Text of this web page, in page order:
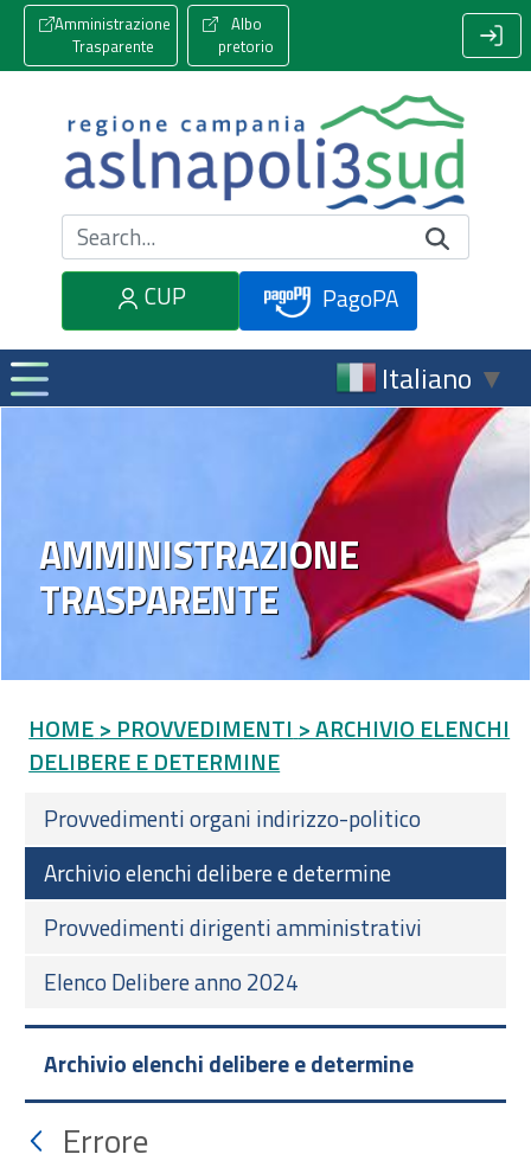
Amministrazione
Trasparente
Albo
pretorio
Cerca nel sito
CUP
PagoPA
Italiano ▼
AMMINISTRAZIONE
TRASPARENTE
HOME > PROVVEDIMENTI > ARCHIVIO ELENCHI
DELIBERE E DETERMINE
Provvedimenti organi indirizzo-politico
Archivio elenchi delibere e determine
Provvedimenti dirigenti amministrativi
Elenco Delibere anno 2024
Archivio elenchi delibere e determine
Errore